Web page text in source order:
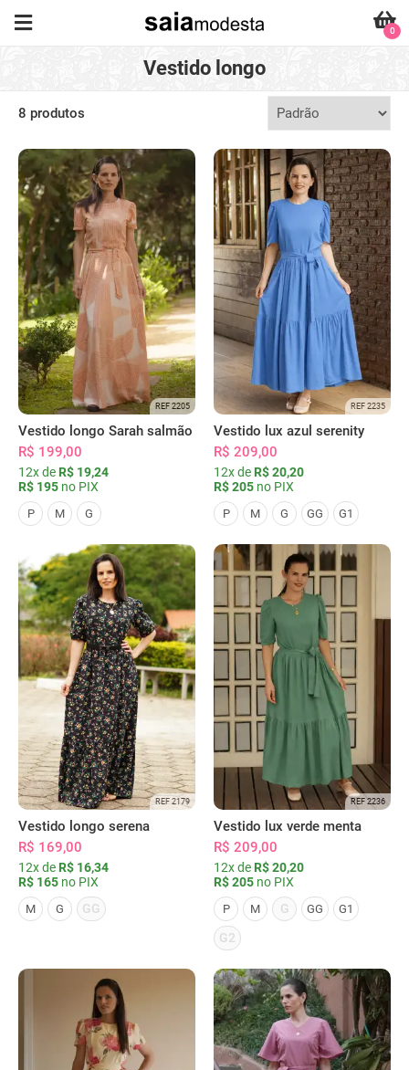
0
Vestido longo
8 produtos
REF 2205
Vestido longo Sarah salmão
R$ 199,00
12x de R$ 19,24
R$ 195 no PIX
P M G
REF 2235
Vestido lux azul serenity
R$ 209,00
12x de R$ 20,20
R$ 205 no PIX
P M G GG G1
REF 2179
Vestido longo serena
R$ 169,00
12x de R$ 16,34
R$ 165 no PIX
M G GG
REF 2236
Vestido lux verde menta
R$ 209,00
12x de R$ 20,20
R$ 205 no PIX
P M G GG G1
G2